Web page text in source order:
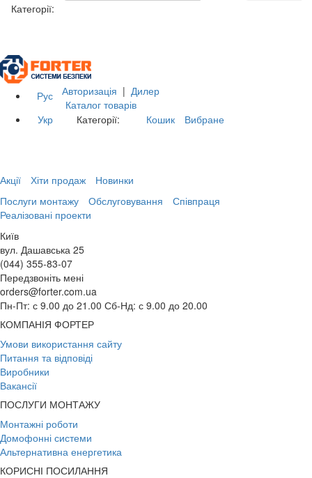
Категорії:
Рус
Укр
Авторизація | Дилер
Каталог товарів
Категорії:
Кошик Вибране
Акції Хіти продаж
Новинки
Послуги монтажу
Обслуговування
Співпраця
Реалізовані проекти
Київ
вул. Дашавська 25
(044) 355-83-07
Передзвоніть мені
orders@forter.com.ua
Пн-Пт: с 9.00 до 21.00 Сб-Нд: с 9.00 до 20.00
КОМПАНІЯ ФОРТЕР
Умови використання сайту
Питання та відповіді
Виробники
Вакансії
ПОСЛУГИ МОНТАЖУ
Монтажні роботи
Домофонні системи
Альтернативна енергетика
КОРИСНІ ПОСИЛАННЯ